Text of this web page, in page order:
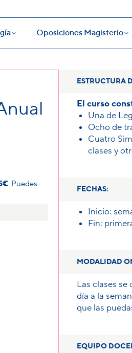
Oposiciones Magisterio
. Puedes
ESTRUCTURA
El curso
Una de
Ocho de
Cuatro
clases y
FECHAS:
Inicio:
Fin:
MODALIDAD
Las clases se
día a la
que las
EQUIPO